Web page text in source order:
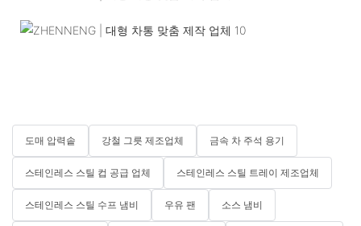
도매 압력솥 강철 그릇 제조업체 금속 차 주석 용기
스테인레스 스틸 컵 공급 업체 스테인레스 스틸 트레이 제조업체
스테인레스 스틸 수프 냄비 우유 팬 소스 냄비